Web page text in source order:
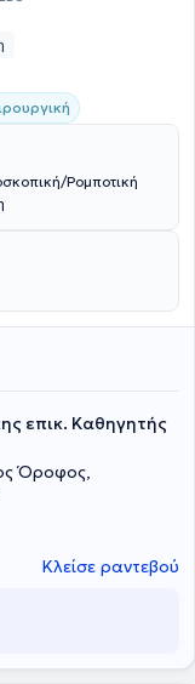
Ρομποτική
επικ. Καθηγητής
Όροφος,
Κλείσε ραντεβού